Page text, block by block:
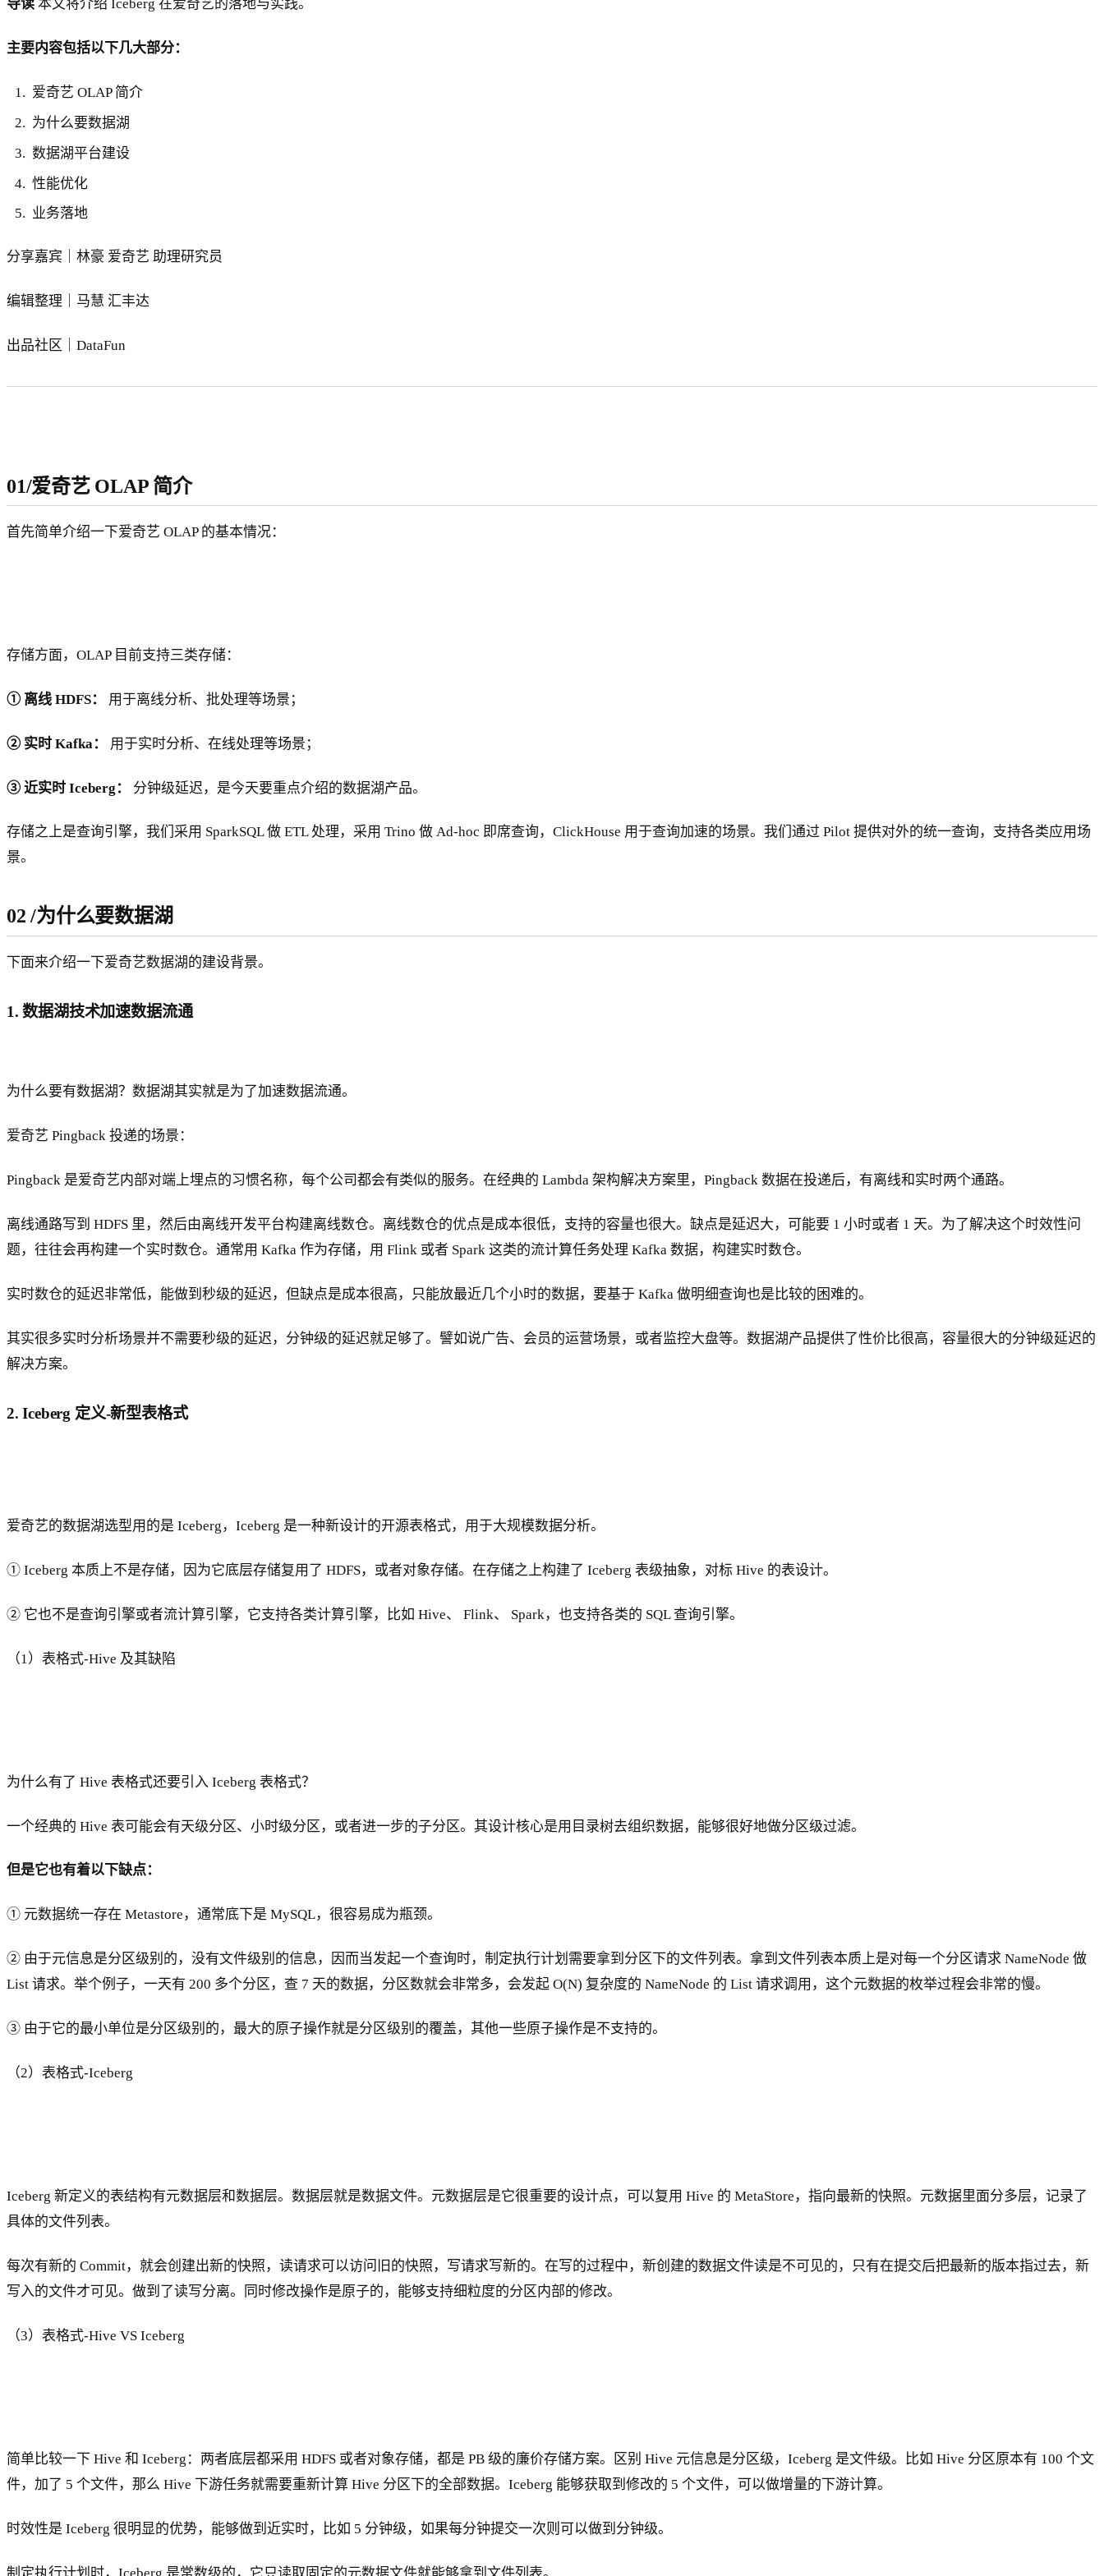
导读 本文将介绍 Iceberg 在爱奇艺的落地与实践。
主要内容包括以下几大部分：
爱奇艺 OLAP 简介
为什么要数据湖
数据湖平台建设
性能优化
业务落地
分享嘉宾｜林豪 爱奇艺 助理研究员
编辑整理｜马慧 汇丰达
出品社区｜DataFun
01/爱奇艺 OLAP 简介
首先简单介绍一下爱奇艺 OLAP 的基本情况：
存储方面，OLAP 目前支持三类存储：
① 离线 HDFS： 用于离线分析、批处理等场景；
② 实时 Kafka： 用于实时分析、在线处理等场景；
③ 近实时 Iceberg： 分钟级延迟，是今天要重点介绍的数据湖产品。
存储之上是查询引擎，我们采用 SparkSQL 做 ETL 处理，采用 Trino 做 Ad-hoc 即席查询，ClickHouse 用于查询加速的场景。我们通过 Pilot 提供对外的统一查询，支持各类应用场
景。
02 /为什么要数据湖
下面来介绍一下爱奇艺数据湖的建设背景。
1. 数据湖技术加速数据流通
为什么要有数据湖？数据湖其实就是为了加速数据流通。
爱奇艺 Pingback 投递的场景：
Pingback 是爱奇艺内部对端上埋点的习惯名称，每个公司都会有类似的服务。在经典的 Lambda 架构解决方案里，Pingback 数据在投递后，有离线和实时两个通路。
离线通路写到 HDFS 里，然后由离线开发平台构建离线数仓。离线数仓的优点是成本很低，支持的容量也很大。缺点是延迟大，可能要 1 小时或者 1 天。为了解决这个时效性问
题，往往会再构建一个实时数仓。通常用 Kafka 作为存储，用 Flink 或者 Spark 这类的流计算任务处理 Kafka 数据，构建实时数仓。
实时数仓的延迟非常低，能做到秒级的延迟，但缺点是成本很高，只能放最近几个小时的数据，要基于 Kafka 做明细查询也是比较的困难的。
其实很多实时分析场景并不需要秒级的延迟，分钟级的延迟就足够了。譬如说广告、会员的运营场景，或者监控大盘等。数据湖产品提供了性价比很高，容量很大的分钟级延迟的
解决方案。
2. Iceberg 定义-新型表格式
爱奇艺的数据湖选型用的是 Iceberg，Iceberg 是一种新设计的开源表格式，用于大规模数据分析。
① Iceberg 本质上不是存储，因为它底层存储复用了 HDFS，或者对象存储。在存储之上构建了 Iceberg 表级抽象，对标 Hive 的表设计。
② 它也不是查询引擎或者流计算引擎，它支持各类计算引擎，比如 Hive、 Flink、 Spark，也支持各类的 SQL 查询引擎。
（1）表格式-Hive 及其缺陷
为什么有了 Hive 表格式还要引入 Iceberg 表格式？
一个经典的 Hive 表可能会有天级分区、小时级分区，或者进一步的子分区。其设计核心是用目录树去组织数据，能够很好地做分区级过滤。
但是它也有着以下缺点：
① 元数据统一存在 Metastore，通常底下是 MySQL，很容易成为瓶颈。
② 由于元信息是分区级别的，没有文件级别的信息，因而当发起一个查询时，制定执行计划需要拿到分区下的文件列表。拿到文件列表本质上是对每一个分区请求 NameNode 做
List 请求。举个例子，一天有 200 多个分区，查 7 天的数据，分区数就会非常多，会发起 O(N) 复杂度的 NameNode 的 List 请求调用，这个元数据的枚举过程会非常的慢。
③ 由于它的最小单位是分区级别的，最大的原子操作就是分区级别的覆盖，其他一些原子操作是不支持的。
（2）表格式-Iceberg
Iceberg 新定义的表结构有元数据层和数据层。数据层就是数据文件。元数据层是它很重要的设计点，可以复用 Hive 的 MetaStore，指向最新的快照。元数据里面分多层，记录了
具体的文件列表。
每次有新的 Commit，就会创建出新的快照，读请求可以访问旧的快照，写请求写新的。在写的过程中，新创建的数据文件读是不可见的，只有在提交后把最新的版本指过去，新
写入的文件才可见。做到了读写分离。同时修改操作是原子的，能够支持细粒度的分区内部的修改。
（3）表格式-Hive VS Iceberg
简单比较一下 Hive 和 Iceberg：两者底层都采用 HDFS 或者对象存储，都是 PB 级的廉价存储方案。区别 Hive 元信息是分区级，Iceberg 是文件级。比如 Hive 分区原本有 100 个文
件，加了 5 个文件，那么 Hive 下游任务就需要重新计算 Hive 分区下的全部数据。Iceberg 能够获取到修改的 5 个文件，可以做增量的下游计算。
时效性是 Iceberg 很明显的优势，能够做到近实时，比如 5 分钟级，如果每分钟提交一次则可以做到分钟级。